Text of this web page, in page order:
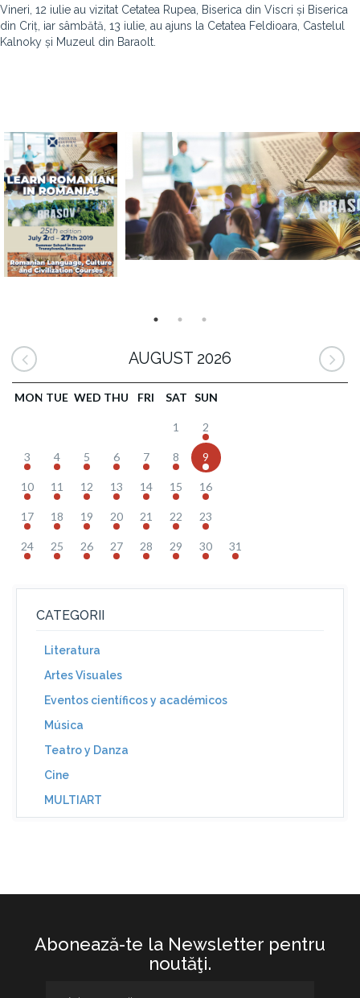
Vineri, 12 iulie au vizitat Cetatea Rupea, Biserica din Viscri și Biserica
din Criț, iar sâmbătă, 13 iulie, au ajuns la Cetatea Feldioara, Castelul
Kalnoky și Muzeul din Baraolt.
AUGUST 2026
MON TUE WED THU FRI SAT SUN
1 2
3 4 5 6 7 8 9
10 11 12 13 14 15 16
17 18 19 20 21 22 23
24 25 26 27 28 29 30 31
CATEGORII
Literatura
Artes Visuales
Eventos científicos y académicos
Música
Teatro y Danza
Cine
MULTIART
Abonează-te la Newsletter pentru
noutăţi.